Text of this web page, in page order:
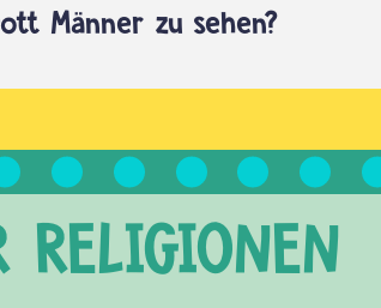
Männer zu sehen?